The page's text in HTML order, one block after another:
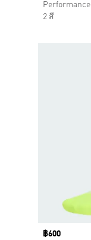
Performance
2 สี
Price
฿600